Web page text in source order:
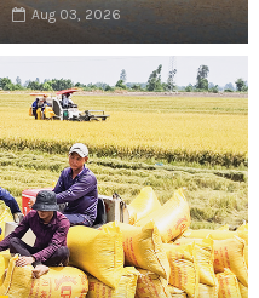
Aug 03, 2026